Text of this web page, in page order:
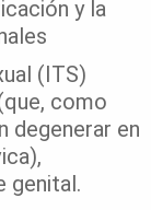
y la
(ITS)
como
degenerar en
genital.